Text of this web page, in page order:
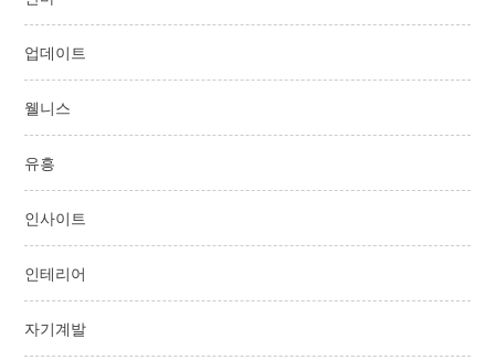
업데이트
웰니스
유흥
인사이트
인테리어
자기계발